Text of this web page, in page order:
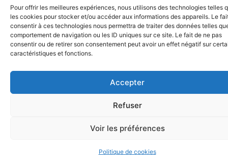
Pour offrir les meilleures expériences, nous utilisons des technologies telles
les cookies pour stocker et/ou accéder aux informations des appareils. Le
consentir à ces technologies nous permettra de traiter des données telles
comportement de navigation ou les ID uniques sur ce site. Le fait de ne pas
consentir ou de retirer son consentement peut avoir un effet négatif sur
caractéristiques et fonctions.
Accepter
Refuser
Voir les préférences
Politique de cookies
Site de l'association TOROFIESTA